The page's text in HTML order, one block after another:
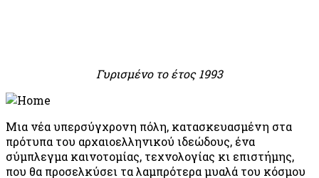
Γυρισμένο το έτος 1993
Μια νέα υπερσύγχρονη πόλη, κατασκευασμένη στα
πρότυπα του αρχαιοελληνικού ιδεώδους, ένα
σύμπλεγμα καινοτομίας, τεχνολογίας κι επιστήμης,
που θα προσελκύσει τα λαμπρότερα μυαλά του κόσμου